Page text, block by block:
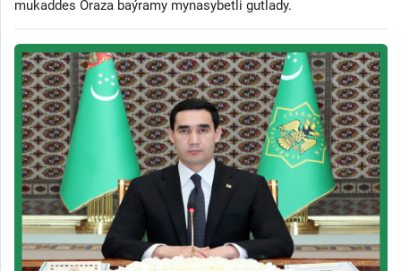
mukaddes Oraza baýramy mynasybetli gutlady.